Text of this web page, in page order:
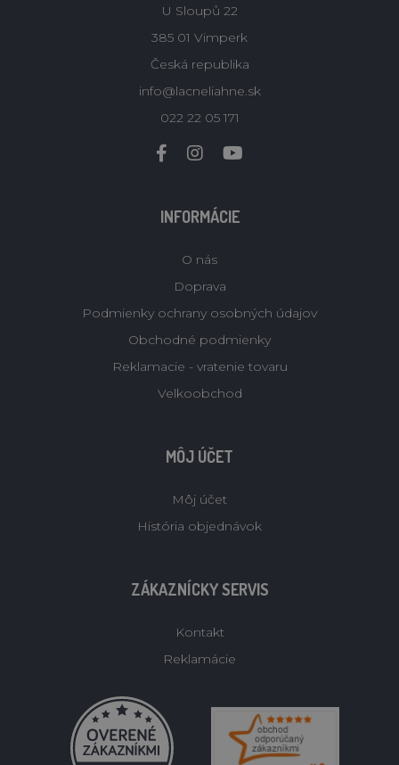
U Sloupů 22
385 01 Vimperk
Česká republika
info@lacneliahne.sk
022 22 05 171
INFORMÁCIE
O nás
Doprava
Podmienky ochrany osobných údajov
Obchodné podmienky
Reklamacie - vratenie tovaru
Velkoobchod
MÔJ ÚČET
Môj účet
História objednávok
ZÁKAZNÍCKY SERVIS
Kontakt
Reklamácie